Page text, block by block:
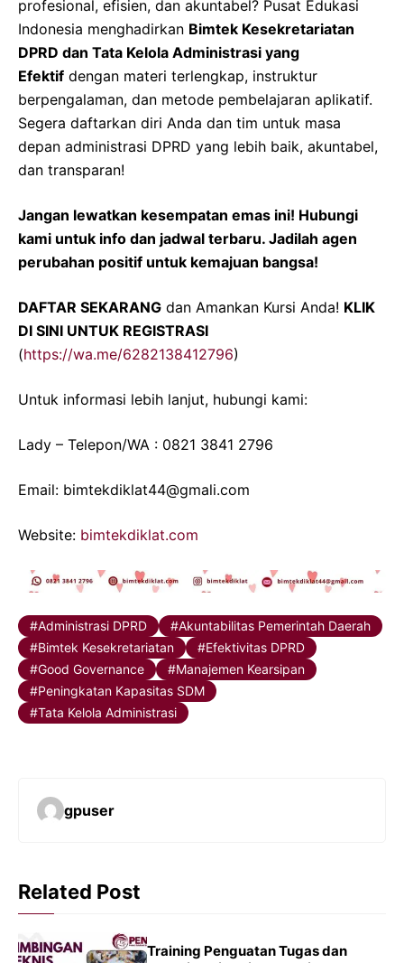
profesional, efisien, dan akuntabel? Pusat Edukasi
Indonesia menghadirkan Bimtek Kesekretariatan
DPRD dan Tata Kelola Administrasi yang
Efektif dengan materi terlengkap, instruktur
berpengalaman, dan metode pembelajaran aplikatif.
Segera daftarkan diri Anda dan tim untuk masa
depan administrasi DPRD yang lebih baik, akuntabel,
dan transparan!
Jangan lewatkan kesempatan emas ini! Hubungi
kami untuk info dan jadwal terbaru. Jadilah agen
perubahan positif untuk kemajuan bangsa!
DAFTAR SEKARANG dan Amankan Kursi Anda! KLIK
DI SINI UNTUK REGISTRASI
(https://wa.me/6282138412796)
Untuk informasi lebih lanjut, hubungi kami:
Lady – Telepon/WA : 0821 3841 2796
Email: bimtekdiklat44@gmali.com
Website: bimtekdiklat.com
Administrasi DPRD
Akuntabilitas Pemerintah Daerah
Bimtek Kesekretariatan
Efektivitas DPRD
Good Governance
Manajemen Kearsipan
Peningkatan Kapasitas SDM
Tata Kelola Administrasi
gpuser
Related Post
Training Penguatan Tugas dan